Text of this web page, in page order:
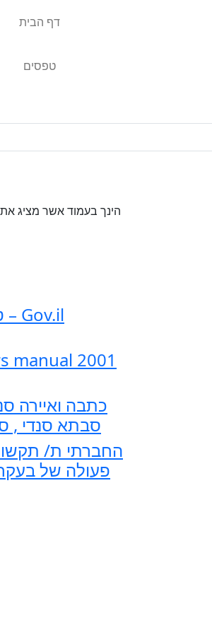
דף הבית
טפסים
הינך בעמוד אשר מציג
טופס תצהיר מוסר – Gov.il
manual 2001
כתבה ואיירה
סבתא סנדי ,
החברתי ת/
פעולה של